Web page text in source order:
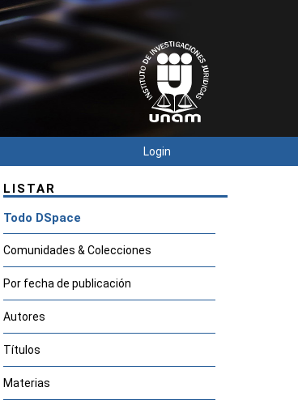
Login
LISTAR
Todo DSpace
Comunidades & Colecciones
Por fecha de publicación
Autores
Títulos
Materias